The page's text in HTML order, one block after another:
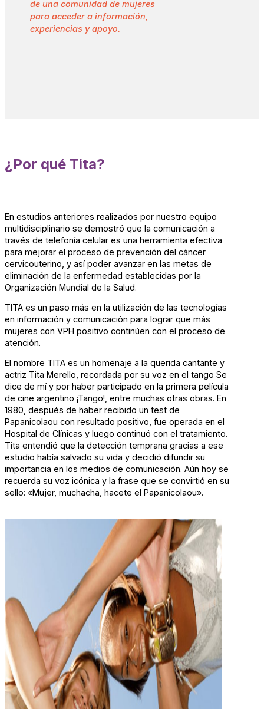
de una comunidad de mujeres
para acceder a información,
experiencias y apoyo.
¿Por qué Tita?
En estudios anteriores realizados por nuestro equipo
multidisciplinario se demostró que la comunicación a
través de telefonía celular es una herramienta efectiva
para mejorar el proceso de prevención del cáncer
cervicouterino, y así poder avanzar en las metas de
eliminación de la enfermedad establecidas por la
Organización Mundial de la Salud.
TITA es un paso más en la utilización de las tecnologías
en información y comunicación para lograr que más
mujeres con VPH positivo continúen con el proceso de
atención.
El nombre TITA es un homenaje a la querida cantante y
actriz Tita Merello, recordada por su voz en el tango Se
dice de mí y por haber participado en la primera película
de cine argentino ¡Tango!, entre muchas otras obras. En
1980, después de haber recibido un test de
Papanicolaou con resultado positivo, fue operada en el
Hospital de Clínicas y luego continuó con el tratamiento.
Tita entendió que la detección temprana gracias a ese
estudio había salvado su vida y decidió difundir su
importancia en los medios de comunicación. Aún hoy se
recuerda su voz icónica y la frase que se convirtió en su
sello: «Mujer, muchacha, hacete el Papanicolaou».